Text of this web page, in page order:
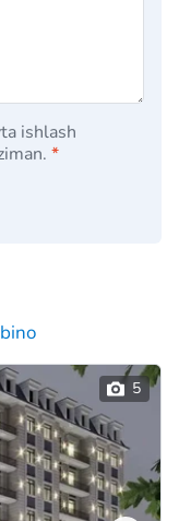
ishlash
*